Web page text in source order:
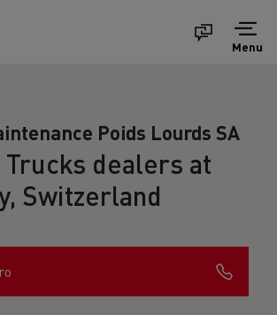
Menu
Poids Lourds SA
Trucks dealers at
Switzerland